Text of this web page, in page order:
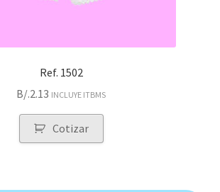
Ref. 1502
B/.2.13 INCLUYE ITBMS
Cotizar